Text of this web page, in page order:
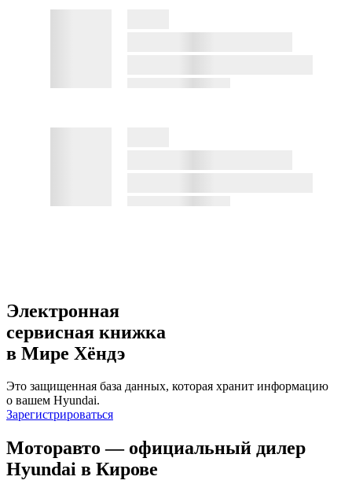
Электронная
сервисная книжка
в Мире Хёндэ
Это защищенная база данных, которая хранит информацию
о вашем Hyundai.
Зарегистрироваться
Моторавто — официальный дилер
Hyundai в Кирове